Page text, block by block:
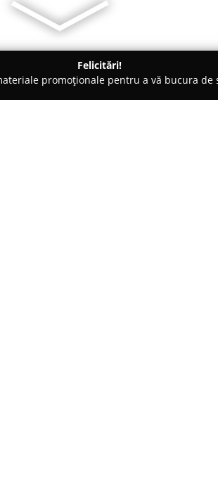
Felicitări!
promoționale pentru a vă bucura de